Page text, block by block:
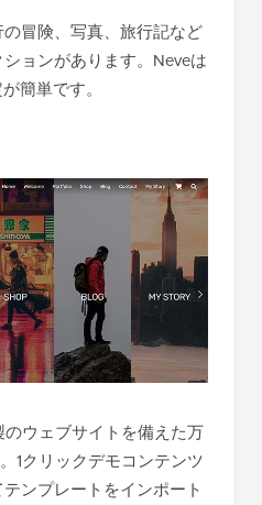
冒険、写真、旅行記など
ョンがあります。Neveは
簡単です。
ウェブサイトを備えた万
1クリックデモコンテンツ
ンプレートをインポート